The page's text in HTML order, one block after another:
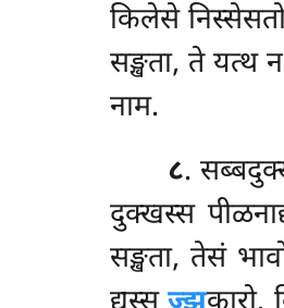
किलेसे
सङ्खता, ते यत्थ
नाम.
८.
दुक्खस्स
सङ्खता, तेसं